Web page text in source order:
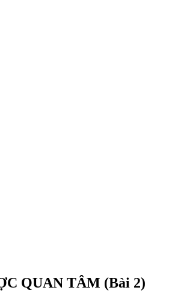
QUAN TÂM (Bài 2)